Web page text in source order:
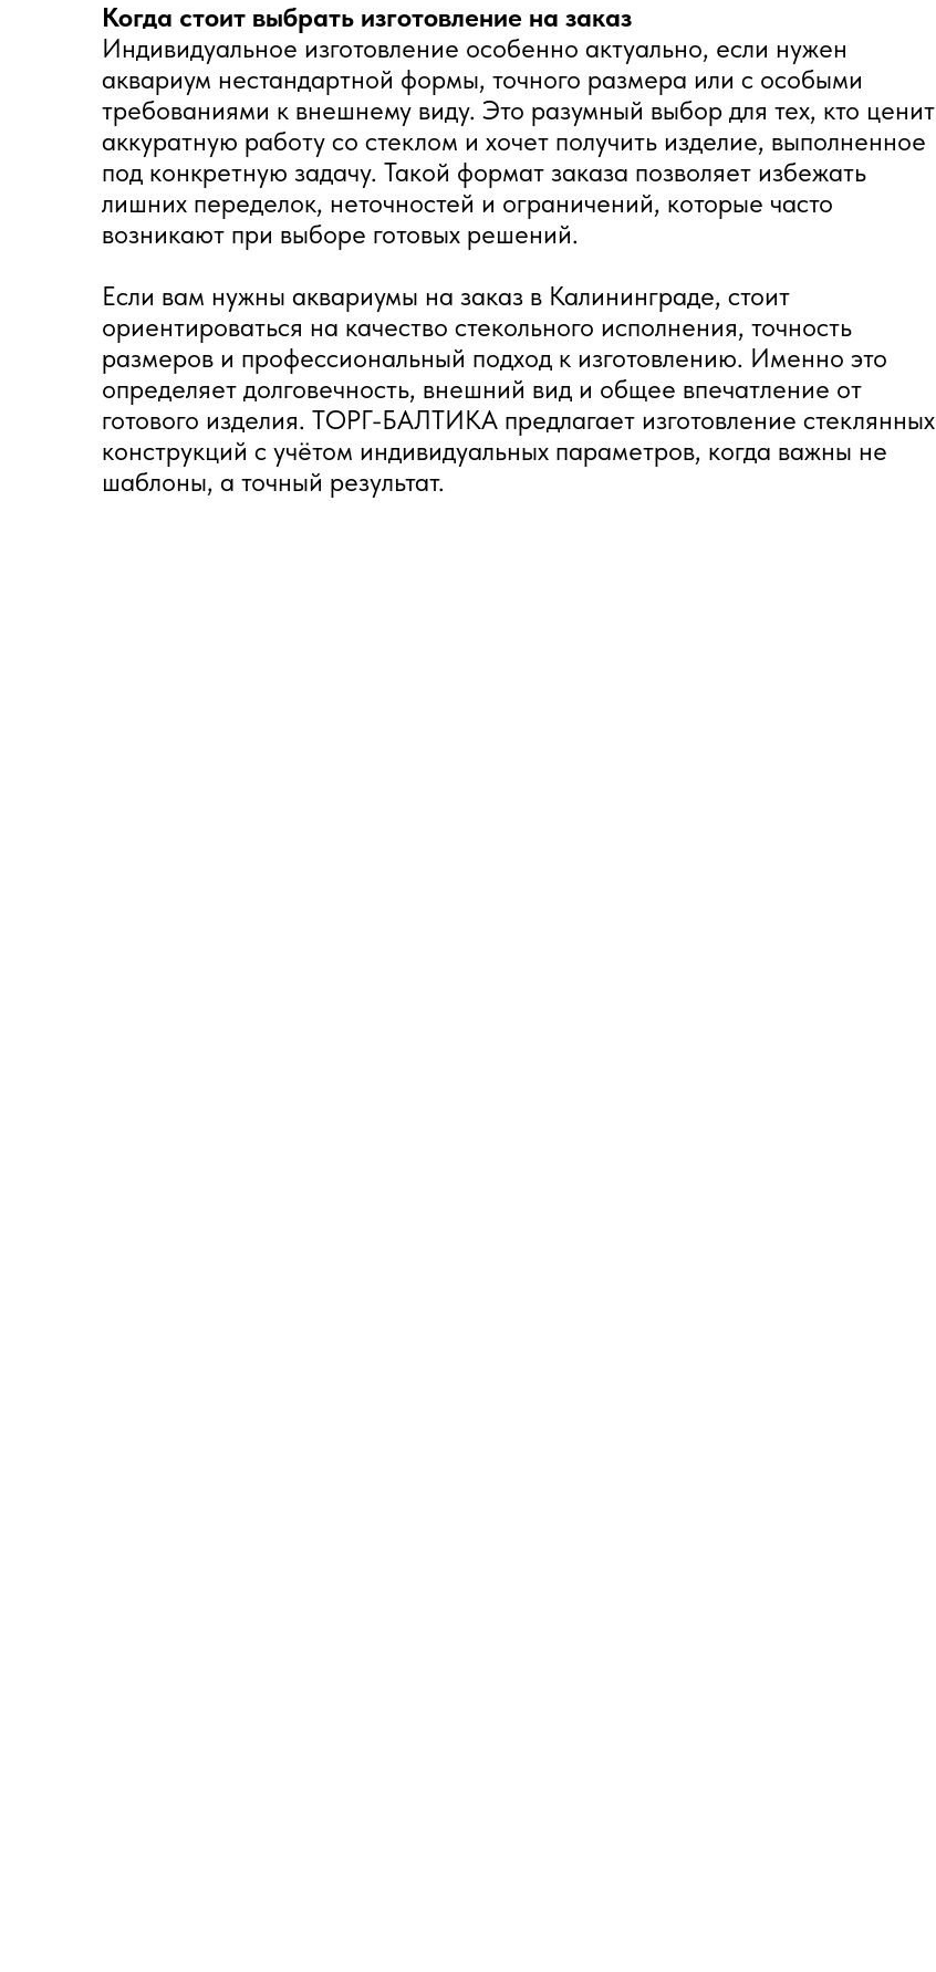
Когда стоит выбрать изготовление на заказ
Индивидуальное изготовление особенно актуально, если нужен
аквариум нестандартной формы, точного размера или с особыми
требованиями к внешнему виду. Это разумный выбор для тех, кто ценит
аккуратную работу со стеклом и хочет получить изделие, выполненное
под конкретную задачу. Такой формат заказа позволяет избежать
лишних переделок, неточностей и ограничений, которые часто
возникают при выборе готовых решений.
Если вам нужны аквариумы на заказ в Калининграде, стоит
ориентироваться на качество стекольного исполнения, точность
размеров и профессиональный подход к изготовлению. Именно это
определяет долговечность, внешний вид и общее впечатление от
готового изделия. ТОРГ-БАЛТИКА предлагает изготовление стеклянных
конструкций с учётом индивидуальных параметров, когда важны не
шаблоны, а точный результат.